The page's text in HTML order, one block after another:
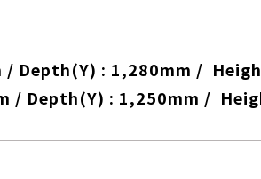
: 1,280mm /
: 1,250mm /